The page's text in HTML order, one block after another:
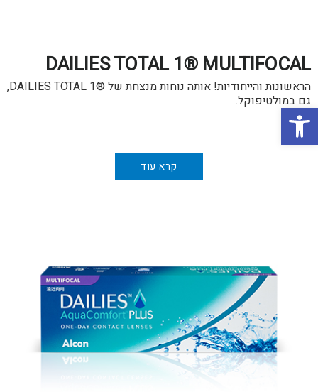
פתח סרגל נגישות
DAILIES TOTAL 1® MULTIFOCAL
הראשונות והייחודיות! אותה נוחות מנצחת של ®DAILIES TOTAL 1,
גם במולטיפוקל.
…
קרא עוד